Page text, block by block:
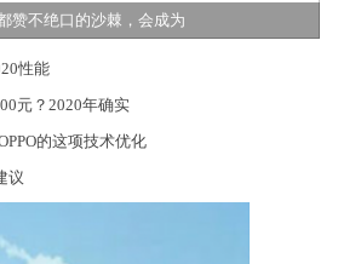
赞不绝口的沙棘，会成为
性能
元？2020年确实
的这项技术优化
议